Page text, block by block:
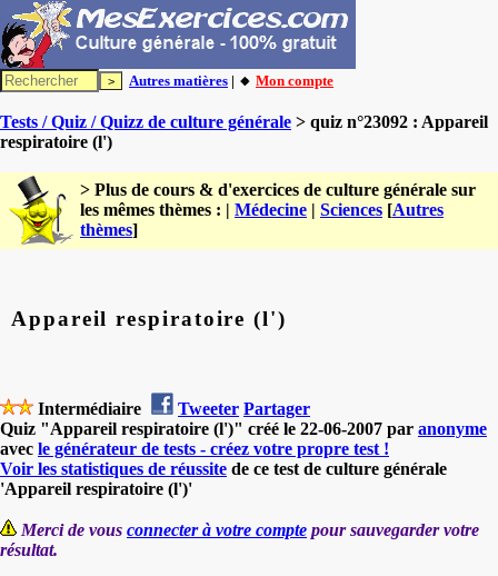
Autres matières | 🔸 Mon compte
Tests / Quiz / Quizz de culture générale > quiz n°23092 : Appareil
respiratoire (l')
> Plus de cours & d'exercices de culture générale sur
les mêmes thèmes : | Médecine | Sciences [Autres
thèmes]
Appareil respiratoire (l')
Intermédiaire Tweeter Partager
Quiz "Appareil respiratoire (l')" créé le 22-06-2007 par anonyme
avec le générateur de tests - créez votre propre test !
Voir les statistiques de réussite de ce test de culture générale
'Appareil respiratoire (l')'
Merci de vous connecter à votre compte pour sauvegarder votre
résultat.